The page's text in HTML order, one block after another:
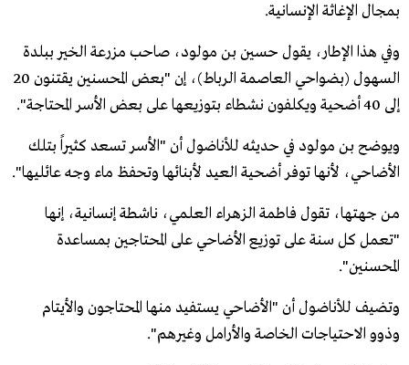
بمجال الإغاثة الإنسانية.
وفي هذا الإطار، يقول حسين بن مولود، صاحب مزرعة الخير ببلدة
السهول (بضواحي العاصمة الرباط)، إن "بعض المحسنين يقتنون 20
إلى 40 أضحية ويكلفون نشطاء بتوزيعها على بعض الأسر المحتاجة".
ويوضح بن مولود في حديثه للأناضول أن "الأسر تسعد كثيراً بتلك
الأضاحي، لأنها توفر أضحية العيد لأبنائها وتحفظ ماء وجه عائليها".
من جهتها، تقول فاطمة الزهراء العلمي، ناشطة إنسانية، إنها
"تعمل كل سنة على توزيع الأضاحي على المحتاجين بمساعدة
المحسنين".
وتضيف للأناضول أن "الأضاحي يستفيد منها المحتاجون والأيتام
وذوو الاحتياجات الخاصة والأرامل وغيرهم".